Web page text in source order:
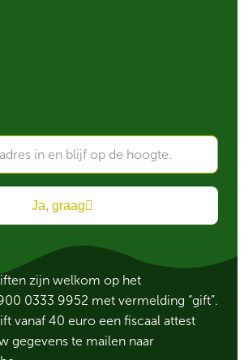
Ja, graag
zijn welkom op het
0333 9952 met vermelding “gift”.
vanaf 40 euro een fiscaal attest
gegevens te mailen naar